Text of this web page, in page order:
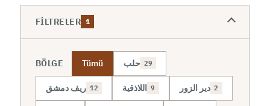
FILTRELER 1
BÖLGE Tümü حلب 29
ريف دمشق 12 اللاذقية 9 دير الزور 2